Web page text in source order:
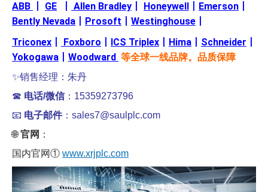
ABB GE Allen Bradley Honeywell Emerson
Bently Nevada
Prosoft Westinghouse
Triconex
Foxboro ICS Triplex Hima Schneider
Yokogawa
Woodward 等全球一线品牌。品质保障
✨销售经理：朱丹
☎ 电话/微信：15359273796
📧 电子邮件：sales7@saulplc.com
🌐官网 ：
国内官网① www.xrjplc.com